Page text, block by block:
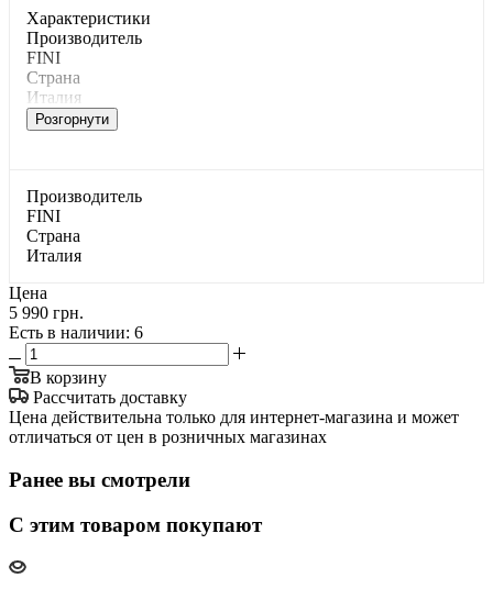
Характеристики
Производитель
FINI
Страна
Италия
Розгорнути
Производитель
FINI
Страна
Италия
Цена
5 990 грн.
Есть в наличии: 6
В корзину
Рассчитать доставку
Цена действительна только для интернет-магазина и может
отличаться от цен в розничных магазинах
Ранее вы смотрели
С этим товаром покупают